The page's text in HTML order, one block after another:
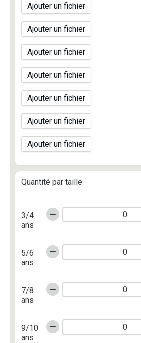
Ajouter un fichier
Ajouter un fichier
Ajouter un fichier
Ajouter un fichier
Ajouter un fichier
Ajouter un fichier
Ajouter un fichier
Quantité par taille
3/4
ans
5/6
ans
7/8
ans
9/10
ans